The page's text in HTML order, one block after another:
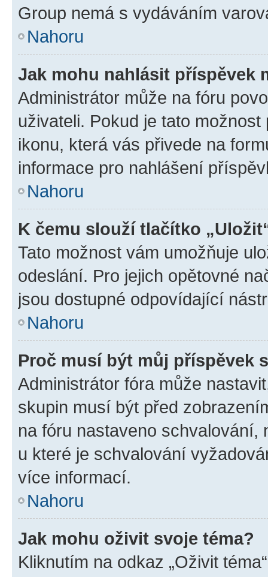
Group nemá s vydáváním
Nahoru
Jak mohu nahlásit příspěvek
Administrátor může na fóru
uživateli. Pokud je tato
ikonu, která vás přivede na
informace pro nahlášení
Nahoru
K čemu slouží tlačítko
Tato možnost vám umožňuje
odeslání. Pro jejich opětovné
jsou dostupné odpovídající
Nahoru
Proč musí být můj příspěvek
Administrátor fóra může
skupin musí být před
na fóru nastaveno schvalování,
u které je schvalování
více informací.
Nahoru
Jak mohu oživit svoje téma?
Kliknutím na odkaz „Oživit